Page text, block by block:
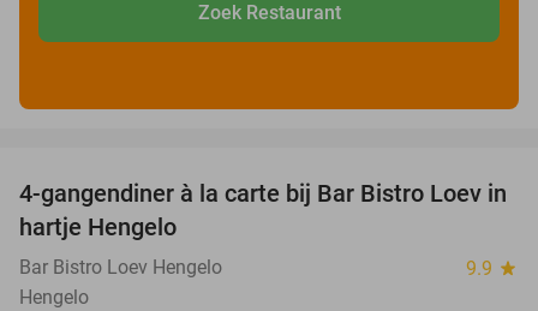
Zoek Restaurant
49%
4-gangendiner à la carte bij Bar Bistro Loev in
hartje Hengelo
Bar Bistro Loev Hengelo 9.9 star
Hengelo